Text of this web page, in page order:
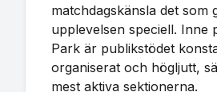
matchdagskänsla det som
upplevelsen speciell. Inne
Park är publikstödet
organiserat och högljutt,
mest aktiva sektionerna.